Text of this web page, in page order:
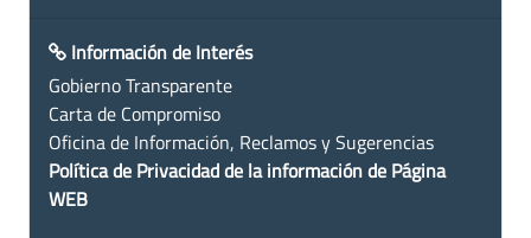
Información de Interés
Gobierno Transparente
Carta de Compromiso
Oficina de Información, Reclamos y Sugerencias
Política de Privacidad de la información de Página
WEB